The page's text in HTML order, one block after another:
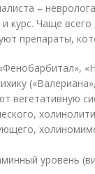
–
курс. Чаще
препараты,
вегетативную
уровень